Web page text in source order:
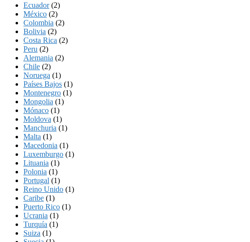
Ecuador(2)
México (2)
Colombia (2)
Bolivia (2)
Costa Rica (2)
Peru (2)
Alemania (2)
Chile (2)
Noruega (1)
Países Bajos (1)
Montenegro (1)
Mongolia (1)
Mónaco (1)
Moldova (1)
Manchuria (1)
Malta (1)
Macedonia (1)
Luxemburgo (1)
Lituania (1)
Polonia (1)
Portugal (1)
Reino Unido (1)
Caribe (1)
Puerto Rico (1)
Ucrania (1)
Turquía (1)
Suiza (1)